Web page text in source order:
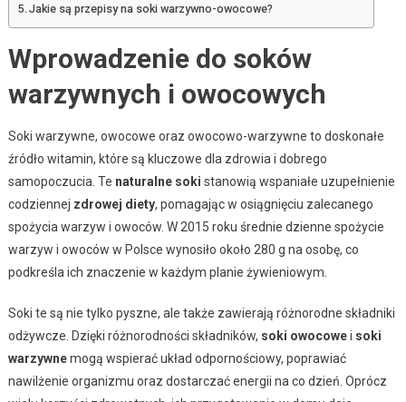
Jakie są przepisy na soki warzywno-owocowe?
Wprowadzenie do soków
warzywnych i owocowych
Soki warzywne, owocowe oraz owocowo-warzywne to doskonałe
źródło witamin, które są kluczowe dla zdrowia i dobrego
samopoczucia. Te naturalne soki stanowią wspaniałe uzupełnienie
codziennej zdrowej diety, pomagając w osiągnięciu zalecanego
spożycia warzyw i owoców. W 2015 roku średnie dzienne spożycie
warzyw i owoców w Polsce wynosiło około 280 g na osobę, co
podkreśla ich znaczenie w każdym planie żywieniowym.
Soki te są nie tylko pyszne, ale także zawierają różnorodne składniki
odżywcze. Dzięki różnorodności składników, soki owocowei soki
warzywnemogą wspierać układ odpornościowy, poprawiać
nawilżenie organizmu oraz dostarczać energii na co dzień. Oprócz